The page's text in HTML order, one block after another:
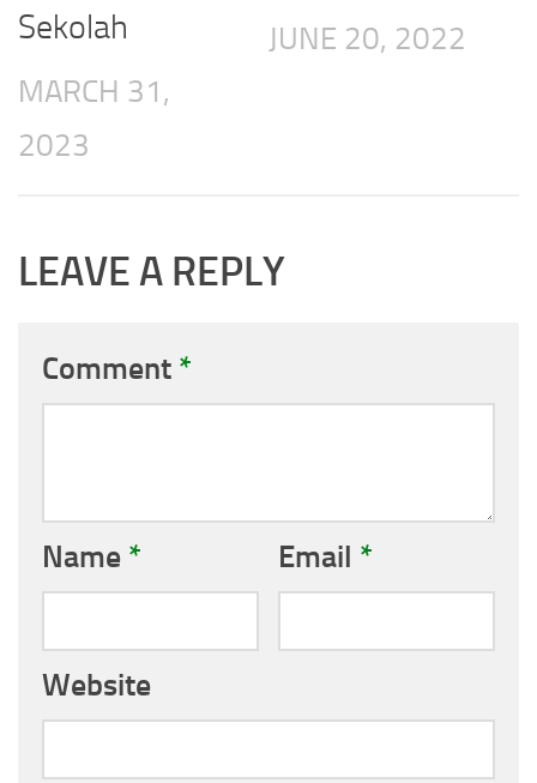
Sekolah
MARCH 31,
2023
JUNE 20, 2022
LEAVE A REPLY
Comment *
Name * Email *
Website